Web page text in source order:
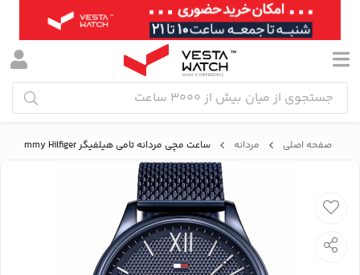
صفحه اصلی مردانه ساعت مچی مردانه تامی هیلفیگر Tommy Hilfiger مدل 1791421